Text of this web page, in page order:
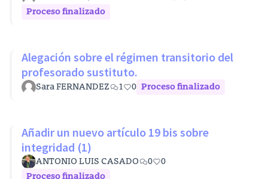
Proceso finalizado
Alegación sobre el régimen transitorio del
profesorado sustituto.
Sara FERNANDEZ 1 0 Proceso finalizado
Añadir un nuevo artículo 19 bis sobre
integridad (1)
ANTONIO LUIS CASADO 0
0
Proceso finalizado